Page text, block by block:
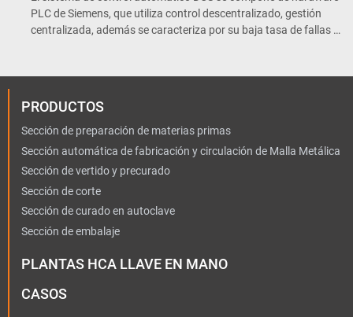
PLC de Siemens, que utiliza control descentralizado, gestión
centralizada, además se caracteriza por su baja tasa de fallas y
PRODUCTOS
Sección de preparación de materias primas
Sección automática de fabricación y circulación de Malla Metálica
Sección de vertido y precurado
Sección de corte
Sección de curado en autoclave
Sección de embalaje
PLANTAS HCA LLAVE EN MANO
CASOS